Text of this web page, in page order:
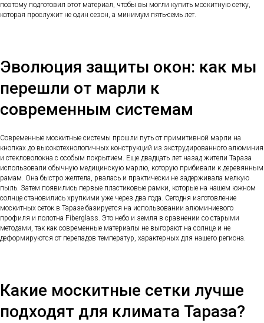
поэтому подготовил этот материал, чтобы вы могли купить москитную сетку,
которая прослужит не один сезон, а минимум пять-семь лет.
Эволюция защиты окон: как мы
перешли от марли к
современным системам
Современные москитные системы прошли путь от примитивной марли на
кнопках до высокотехнологичных конструкций из экструдированного алюминия
и стекловолокна с особым покрытием. Еще двадцать лет назад жители Тараза
использовали обычную медицинскую марлю, которую прибивали к деревянным
рамам. Она быстро желтела, рвалась и практически не задерживала мелкую
пыль. Затем появились первые пластиковые рамки, которые на нашем южном
солнце становились хрупкими уже через два года. Сегодня изготовление
москитных сеток в Таразе базируется на использовании алюминиевого
профиля и полотна Fiberglass. Это небо и земля в сравнении со старыми
методами, так как современные материалы не выгорают на солнце и не
деформируются от перепадов температур, характерных для нашего региона.
Какие москитные сетки лучше
подходят для климата Тараза?